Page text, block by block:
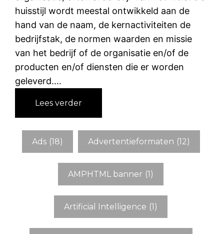
huisstijl wordt meestal ontwikkeld aan de
hand van de naam, de kernactiviteiten de
bedrijfstak, de normen waarden en missie
van het bedrijf of de organisatie en/of de
producten en/of diensten die er worden
geleverd.…
Lees verder:
s
s
t
j
Ads (18) Advertentieformaten (12)
AMPHTML banner (1)
Artificial Intelligence (1)